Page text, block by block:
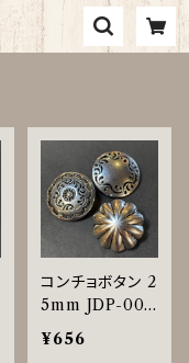
コンチョボタン 2
5mm JDP-001
6
¥656